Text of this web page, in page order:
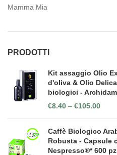
Mamma Mia
PRODOTTI
Kit assaggio Olio
d'oliva & Olio
biologici -
€8.40 – €105.00
Caffè Biologico
Robusta - Capsule
Nespresso®* 600